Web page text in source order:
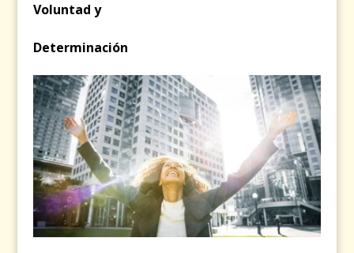
Voluntad y
Determinación